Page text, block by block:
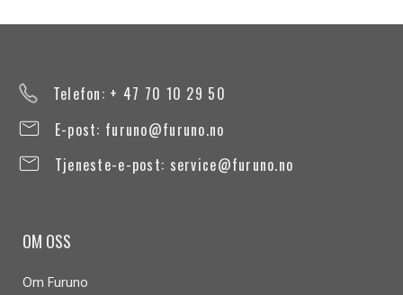
Telefon: + 47 70 10 29 50
E-post: furuno@furuno.no
Tjeneste-e-post: service@furuno.no
OM OSS
Om Furuno